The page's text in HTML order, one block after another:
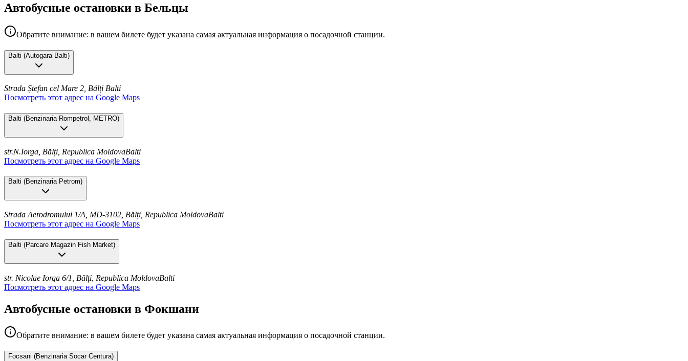
Автобусные остановки в Бельцы
Обратите внимание: в вашем билете будет указана самая актуальная информация о посадочной станции.
Balti (Autogara Balti)
Strada Ștefan cel Mare 2, Bălți Balti
Посмотреть этот адрес на Google Maps
Balti (Benzinaria Rompetrol, METRO)
str.N.Iorga, Bălți, Republica MoldovaBalti
Посмотреть этот адрес на Google Maps
Balti (Benzinaria Petrom)
Strada Aerodromului 1/A, MD-3102, Bălți, Republica MoldovaBalti
Посмотреть этот адрес на Google Maps
Balti (Parcare Magazin Fish Market)
str. Nicolae Iorga 6/1, Bălți, Republica MoldovaBalti
Посмотреть этот адрес на Google Maps
Автобусные остановки в Фокшани
Обратите внимание: в вашем билете будет указана самая актуальная информация о посадочной станции.
Focsani (Benzinaria Socar Centura)